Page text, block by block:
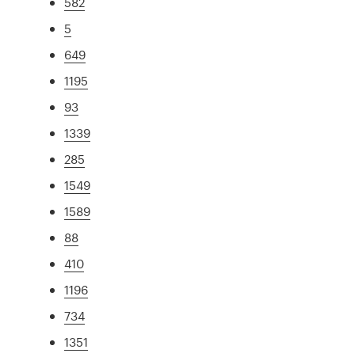
5
649
1195
93
1339
285
1549
1589
88
410
1196
734
1351